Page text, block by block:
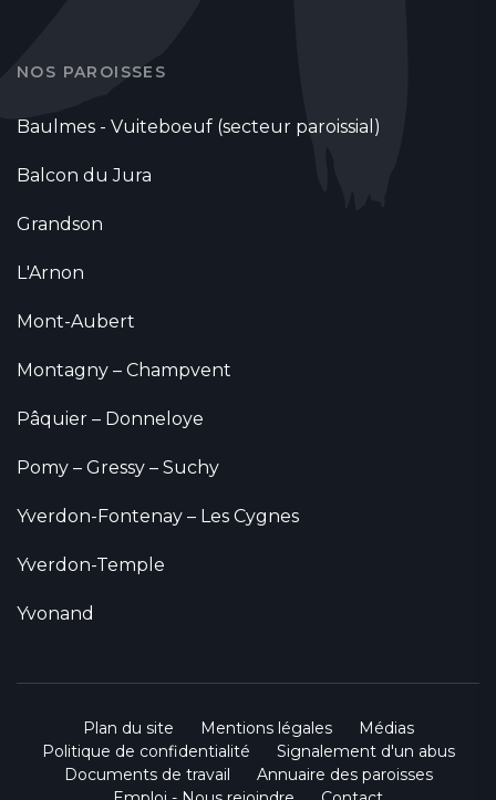
NOS PAROISSES
Baulmes - Vuiteboeuf (secteur paroissial)
Balcon du Jura
Grandson
L'Arnon
Mont-Aubert
Montagny – Champvent
Pâquier – Donneloye
Pomy – Gressy – Suchy
Yverdon-Fontenay – Les Cygnes
Yverdon-Temple
Yvonand
Plan du site Mentions légales
Médias
Politique de confidentialité
Signalement d'un abus
Documents de travail
Annuaire des paroisses